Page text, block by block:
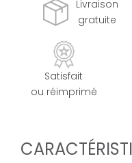
Livraison
gratuite
Satisfait
ou réimprimé